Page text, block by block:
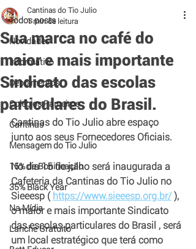
Todos posts
Novidades
Informativo
Depoimentos
Colégios Parceiros
Cantinas
Mensagem do Tio Julio
15% de Bonificação
35% Black Year
Na Mídia
Lanche Gratuito
Sua marca no café do
maior e mais importante
Sindicato das escolas
particulares do Brasil.
Cantinas do Tio Julio
1 min de leitura
Cantinas do Tio Julio abre espaço
junto aos seus Fornecedores Oficiais.
No dia 15 de julho será inaugurada a
Cafeteria da Cantinas do Tio Julio no
Sieeesp ( https://www.sieeesp.org.br/ ),
o maior e mais importante Sindicato
das escolas particulares do Brasil , será
um local estratégico que terá como